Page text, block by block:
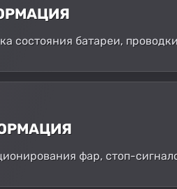
состояния батареи,
фар, стоп-